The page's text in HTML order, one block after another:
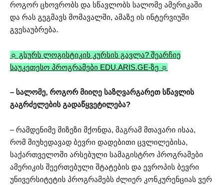
როგორ ცხოვრობს და სწავლობს სალომე ამერიკაში
და რას გეგმავს მომავალში, ამაზე ის ინტერვიუში
გვესაუბრება.
☼ გსურს ლოგისტიკის კურსის გავლა? შეარჩიე
საუკეთესო პროგრამები EDU.ARIS.GE-ზე ☼
– სალომე, როგორ მიიღე საზღვარგარეთ სწავლის
გაგრძელების გადაწყვეტილება?
– რამდენიმე მიზეზი მქონდა, მაგრამ მთავარი ისაა,
რომ მიუხედავად ბევრი დადებითი ცვლილებისა,
საქართველოში არსებული სამაგისტრო პროგრამები
ამერიკის შეერთებული შტატების და ევროპის ბევრი
უნივერსიტეტის პროგრამებს ძლიერ კონკურენციას ვერ